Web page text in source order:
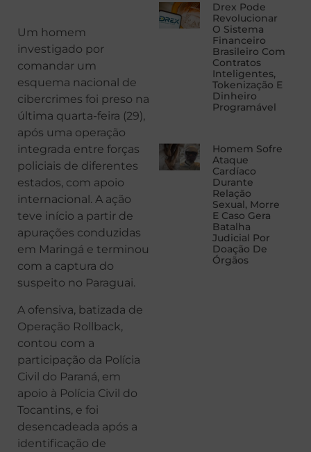
Um homem
investigado por
comandar um
esquema nacional de
cibercrimes foi preso na
última quarta-feira (29),
após uma operação
integrada entre forças
policiais de diferentes
estados, com apoio
internacional. A ação
teve início a partir de
apurações conduzidas
em Maringá e terminou
com a captura do
suspeito no Paraguai.
A ofensiva, batizada de
Operação Rollback,
contou com a
participação da Polícia
Civil do Paraná, em
apoio à Polícia Civil do
Tocantins, e foi
desencadeada após a
identificação de
Drex Pode
Revolucionar
O Sistema
Financeiro
Brasileiro Com
Contratos
Inteligentes,
Tokenização E
Dinheiro
Programável
Homem Sofre
Ataque
Cardíaco
Durante
Relação
Sexual, Morre
E Caso Gera
Batalha
Judicial Por
Doação De
Órgãos